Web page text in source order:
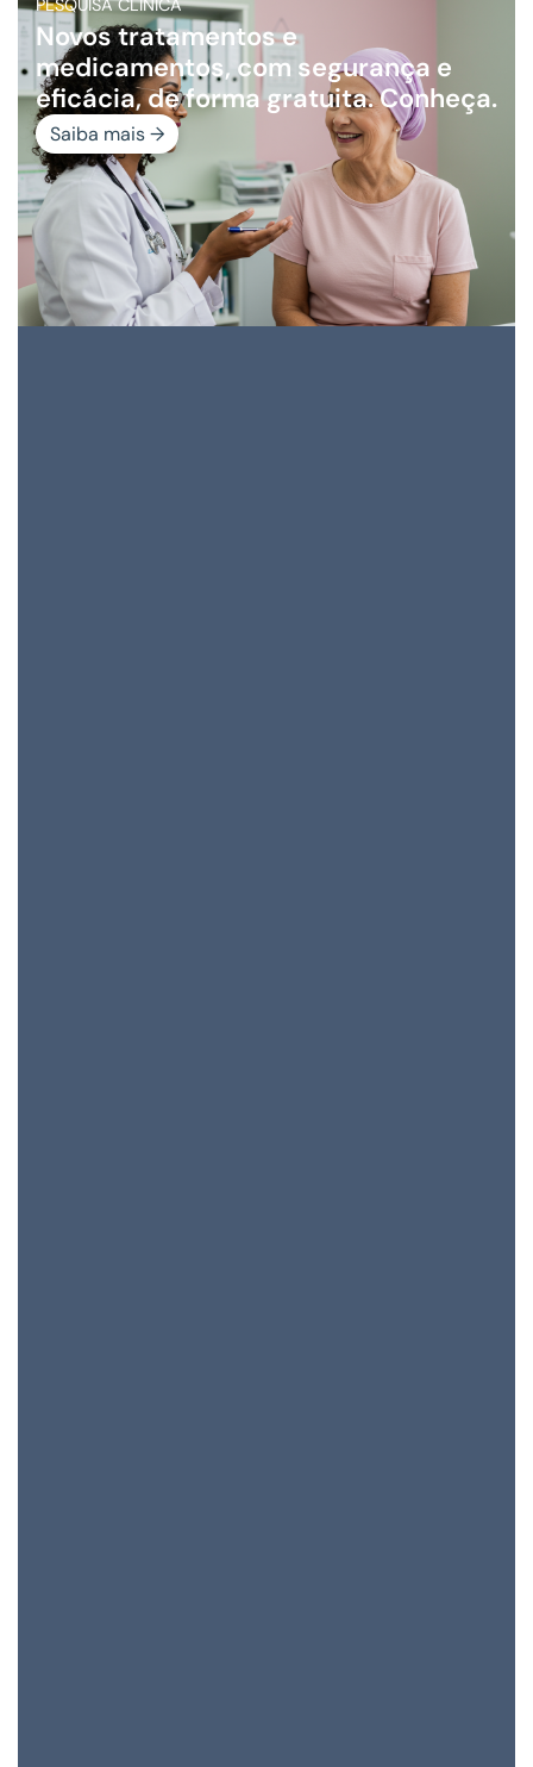
Novos tratamentos e
medicamentos, com segurança e
eficácia, de forma gratuita. Conheça.
Saiba mais →